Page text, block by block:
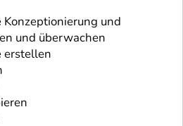
und
und überwachen
erstellen